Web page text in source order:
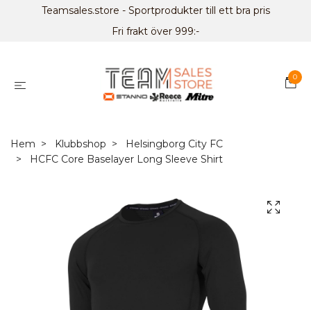
Teamsales.store - Sportprodukter till ett bra pris
Fri frakt över 999:-
0
Hem Klubbshop
Helsingborg City FC
HCFC Core Baselayer Long Sleeve Shirt